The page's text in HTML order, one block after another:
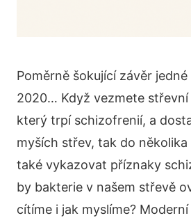
Poměrně šokující závěr
2020… Když vezmete
který trpí schizofrenií, a
myších střev, tak do
také vykazovat příznaky
by bakterie v našem střevě
cítíme i jak myslíme?